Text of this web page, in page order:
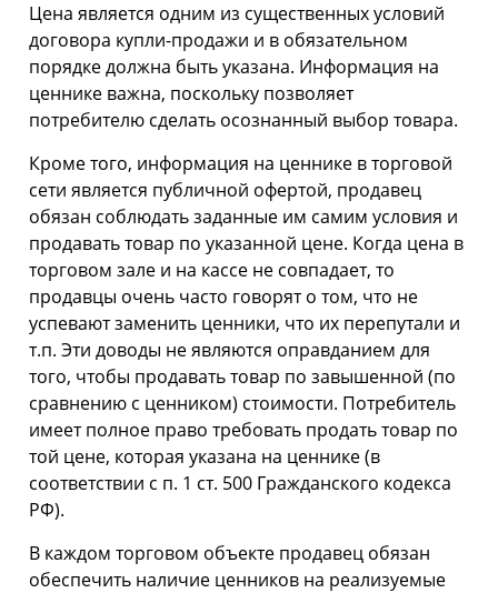
Цена является одним из существенных условий
договора купли-продажи и в обязательном
порядке должна быть указана. Информация на
ценнике важна, поскольку позволяет
потребителю сделать осознанный выбор товара.
Кроме того, информация на ценнике в торговой
сети является публичной офертой, продавец
обязан соблюдать заданные им самим условия и
продавать товар по указанной цене. Когда цена в
торговом зале и на кассе не совпадает, то
продавцы очень часто говорят о том, что не
успевают заменить ценники, что их перепутали и
т.п. Эти доводы не являются оправданием для
того, чтобы продавать товар по завышенной (по
сравнению с ценником) стоимости. Потребитель
имеет полное право требовать продать товар по
той цене, которая указана на ценнике (в
соответствии с п. 1 ст. 500 Гражданского кодекса
РФ).
В каждом торговом объекте продавец обязан
обеспечить наличие ценников на реализуемые